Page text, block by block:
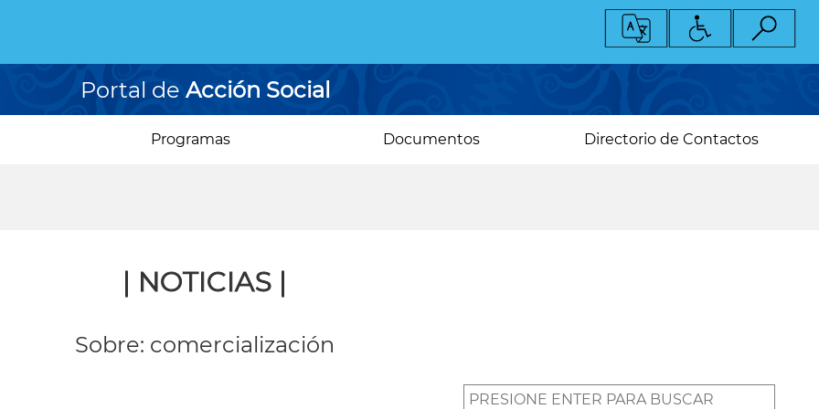
Portal de Acción Social
Programas Documentos Directorio de Contactos
| NOTICIAS |
Sobre: comercialización